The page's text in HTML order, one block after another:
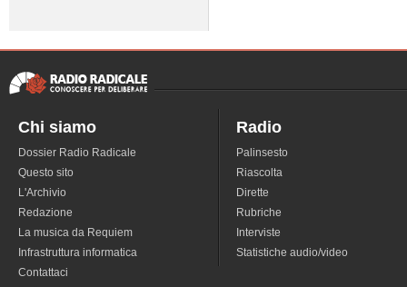
Chi siamo
Dossier Radio Radicale
Questo sito
L'Archivio
Redazione
La musica da Requiem
Infrastruttura informatica
Contattaci
Radio
Palinsesto
Riascolta
Dirette
Rubriche
Interviste
Statistiche audio/video